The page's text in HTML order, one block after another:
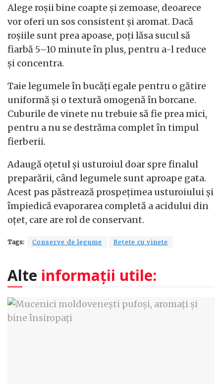
Alege roșii bine coapte și zemoase, deoarece
vor oferi un sos consistent și aromat. Dacă
roșiile sunt prea apoase, poți lăsa sucul să
fiarbă 5–10 minute în plus, pentru a-l reduce
și concentra.
Taie legumele în bucăți egale pentru o gătire
uniformă și o textură omogenă în borcane.
Cuburile de vinete nu trebuie să fie prea mici,
pentru a nu se destrăma complet în timpul
fierberii.
Adaugă oțetul și usturoiul doar spre finalul
preparării, când legumele sunt aproape gata.
Acest pas păstrează prospețimea usturoiului și
împiedică evaporarea completă a acidului din
oțet, care are rol de conservant.
Tags: Conserve de legume Rețete cu vinete
Alte informații utile: